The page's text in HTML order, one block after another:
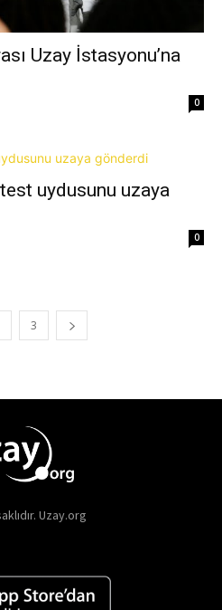
Uzay İstasyonu’na
0
uydusunu uzaya
0
3
Uzay.org